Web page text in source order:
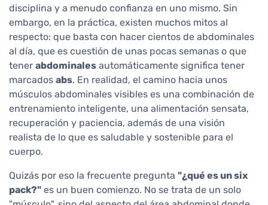
disciplina y a menudo confianza en uno mismo. Sin
embargo, en la práctica, existen muchos mitos al
respecto: que basta con hacer cientos de abdominales
al día, que es cuestión de unas pocas semanas o que
tener abdominales automáticamente significa tener
marcados abs. En realidad, el camino hacia unos
músculos abdominales visibles es una combinación de
entrenamiento inteligente, una alimentación sensata,
recuperación y paciencia, además de una visión
realista de lo que es saludable y sostenible para el
cuerpo.
Quizás por eso la frecuente pregunta "¿qué es un six
pack?" es un buen comienzo. No se trata de un solo